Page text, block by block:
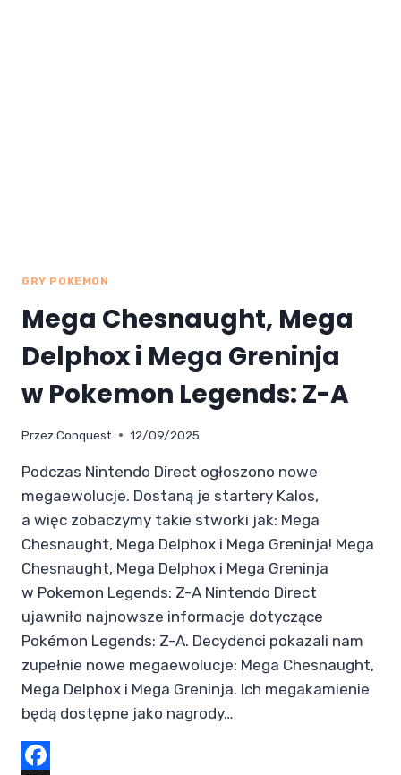
GRY POKEMON
Mega Chesnaught, Mega
Delphox i Mega Greninja
w Pokemon Legends: Z-A
Przez Conquest 12/09/2025
Podczas Nintendo Direct ogłoszono nowe
megaewolucje. Dostaną je startery Kalos,
a więc zobaczymy takie stworki jak: Mega
Chesnaught, Mega Delphox i Mega Greninja! Mega
Chesnaught, Mega Delphox i Mega Greninja
w Pokemon Legends: Z-A Nintendo Direct
ujawniło najnowsze informacje dotyczące
Pokémon Legends: Z-A. Decydenci pokazali nam
zupełnie nowe megaewolucje: Mega Chesnaught,
Mega Delphox i Mega Greninja. Ich megakamienie
będą dostępne jako nagrody…